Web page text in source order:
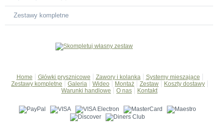
Zestawy kompletne
Home Główki prysznicowe Zawory i kolanka
Systemy mieszające
Zestawy kompletne
Galeria Wideo Montaż Zestaw
Koszty dostawy
Warunki handlowe
O nas Kontakt